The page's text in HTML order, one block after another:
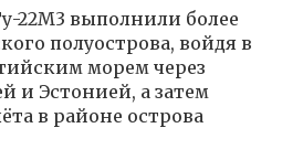
22М3 выполнили более
полуострова, войдя в
морем через
и Эстонией, а затем
в районе острова